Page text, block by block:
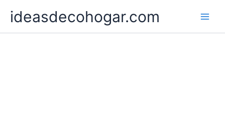
ideasdecohogar.com